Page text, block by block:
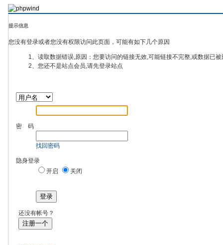
提示信息
您没有登录或者您没有权限访问此页面，可能有如下几个原因
1、读取数据错误,原因：您要访问的链接无效,可能链接不完整,或数据已
2、您还不是站点会员,请先登录站点
密 码
找回密码
隐身登录
开启
关闭
登录
还没有帐号？
注册一个